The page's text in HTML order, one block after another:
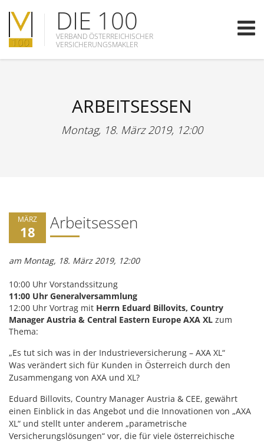
DIE 100
VERBAND ÖSTERREICHISCHER
VERSICHERUNGSMAKLER
ARBEITSESSEN
Montag, 18. März 2019, 12:00
MÄRZ
18 Arbeitsessen
am Montag, 18. März 2019, 12:00
10:00 Uhr Vorstandssitzung
11:00 Uhr Generalversammlung
12:00 Uhr Vortrag mit Herrn Eduard Billovits, Country
Manager Austria & Central Eastern Europe AXA XL zum
Thema:
„Es tut sich was in der Industrieversicherung – AXA XL“
Was verändert sich für Kunden in Österreich durch den
Zusammengang von AXA und XL?
Eduard Billovits, Country Manager Austria & CEE, gewährt
einen Einblick in das Angebot und die Innovationen von „AXA
XL“ und stellt unter anderem „parametrische
Versicherungslösungen“ vor, die für viele österreichische